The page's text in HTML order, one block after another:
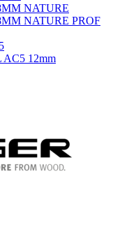
NATURE
NATURE PROF
12mm